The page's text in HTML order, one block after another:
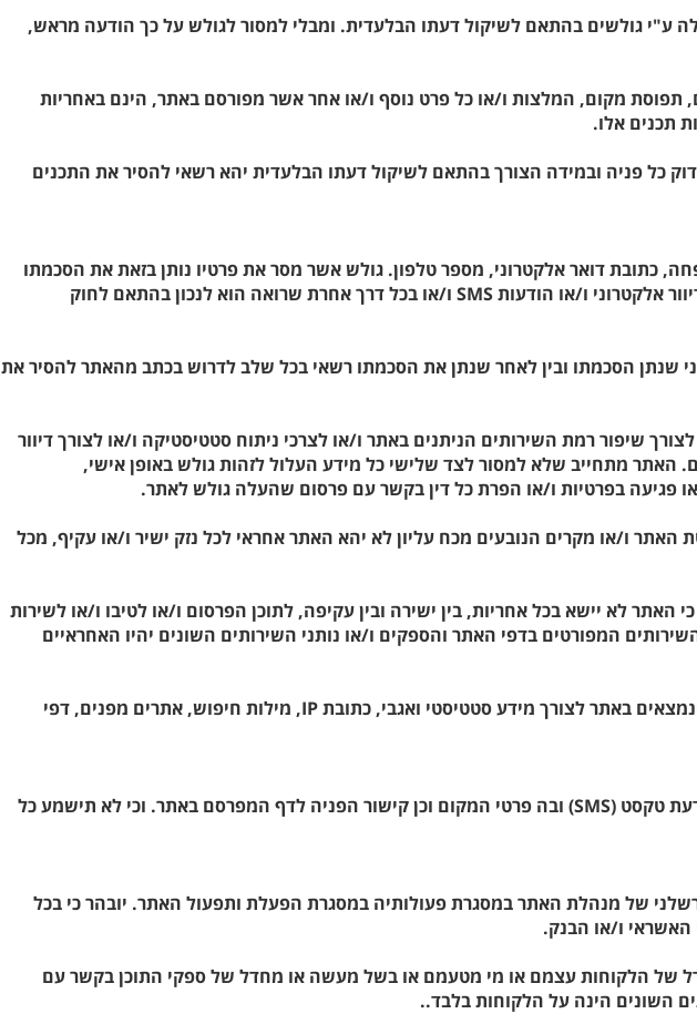
ע"י גולשים בהתאם לשיקול דעתו הבלעדית. ומבלי למסור לגולש על כך הודעה מראש,
תפוסת מקום, המלצות ו/או כל פרט נוסף ו/או אחר אשר מפורסם באתר, הינם באחריות
תכנים אלו.
כל פניה ובמידה הצורך בהתאם לשיקול דעתו הבלעדית יהא רשאי להסיר את התכנים
כתובת דואר אלקטרוני, מספר טלפון. גולש אשר מסר את פרטיו נותן בזאת את הסכמתו
להצטרף לרשימת התפוצה של האתר. האתר שומר לעצמו את הזכות לשלוח מעת לעת הודעות באמצעות דיוור אלקטרוני ו/או הודעות SMS ו/או בכל דרך אחרת שרואה הוא לנכון בהתאם לחוק
שנתן הסכמתו ובין לאחר שנתן את הסכמתו רשאי בכל שלב לדרוש בכתב מהאתר להסיר את
שיפור רמת השירותים הניתנים באתר ו/או לצרכי ניתוח סטטיסטיקה ו/או לצורך דיוור
מתחייב שלא למסור לצד שלישי כל מידע העלול לזהות גולש באופן אישי,
פגיעה בפרטיות ו/או הפרת כל דין בקשר עם פרסום שהעלה גולש לאתר.
ו/או מקרים הנובעים מכח עליון לא יהא האתר אחראי לכל נזק ישיר ו/או עקיף, מכל
לא יישא בכל אחריות, בין ישירה ובין עקיפה, לתוכן הפרסום ו/או לטיבו ו/או לשירות
המפורטים בדפי האתר והספקים ו/או נותני השירותים השונים יהיו האחראיים
24. האתר "ווילות" שומר את נתוני הגולשים אשר מסרו את פרטיהם בעת הכניסה לאתר הנמצאים באתר לצורך מידע סטטיסטי ואגבי, כתובת IP, מילות חיפוש, אתרים מפנים, דפי
25. הלקוח מאשר בזאת כי בתום סיום השיחה אל מול בעל העסק, רשאית מנהלת האתר לשלוח למחייג הודעת טקסט (SMS) ובה פרטי המקום וכן קישור הפניה לדף המפרסם באתר. וכי לא תישמע כל
של מנהלת האתר במסגרת פעולותיה במסגרת הפעלת ותפעול האתר. יובהר כי בכל
ו/או הבנק.
של הלקוחות עצמם או מי מטעמם או בשל מעשה או מחדל של ספקי התוכן בקשר עם
השונים הינה על הלקוחות בלבד..